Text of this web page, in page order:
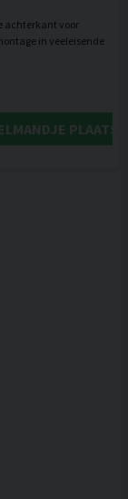
achterkant voor
in veeleisende